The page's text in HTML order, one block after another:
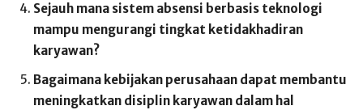
Sejauh mana sistem absensi berbasis teknologi
mampu mengurangi tingkat ketidakhadiran
karyawan?
Bagaimana kebijakan perusahaan dapat membantu
meningkatkan disiplin karyawan dalam hal